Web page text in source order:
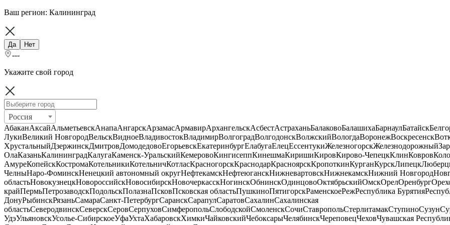
Ваш регион: Калининград
Да Нет
---
Укажите свой город
Россия
АбаканАксайАльметьевскАнапаАнгарскАрзамасАрмавирАрхангельскАсбестАстраханьБалаковоБалашихаБарнаулБатайск
ЛукиВеликий НовгородВельскВидноеВладивостокВладимирВолгоградВолгодонскВолжскийВологдаВоронежВоскресенск
ХрустальныйДзержинскДмитровДомодедовоЕгорьевскЕкатеринбургЕлабугаЕлецЕссентукиЖелезногорскЖелезнодорожный
ОлаКазаньКалининградКалугаКаменск-УральскийКемеровоКингисеппКинешмаКиришиКировКирово-ЧепецкКлинКовров
АмуреКопейскКостромаКотельникиКотельничКотласКрасногорскКраснодарКрасноярскКропоткинКурганКурскЛипецк
ЧелныНаро-ФоминскНенецкий автономный округНефтекамскНефтеюганскНижневартовскНижнекамскНижний Новгород
областьНовокузнецкНовороссийскНовосибирскНовочеркасскНогинскОбнинскОдинцовоОктябрьскийОмскОрелОренбург
крайПермьПетрозаводскПодольскПолазнаПсковПсковская областьПушкиноПятигорскРаменскоеРежРеспублика Бурятия
ДонуРыбинскРязаньСамараСанкт-ПетербургСаранскСарапулСаратовСахалинСахалинская
областьСеверодвинскСеверскСеровСерпуховСимферопольСлободскойСмоленскСочиСтавропольСтерлитамакСтупиноСузун
УдэУльяновскУсолье-СибирскоеУфаУхтаХабаровскХимкиЧайковскийЧебоксарыЧелябинскЧереповецЧеховЧувашская